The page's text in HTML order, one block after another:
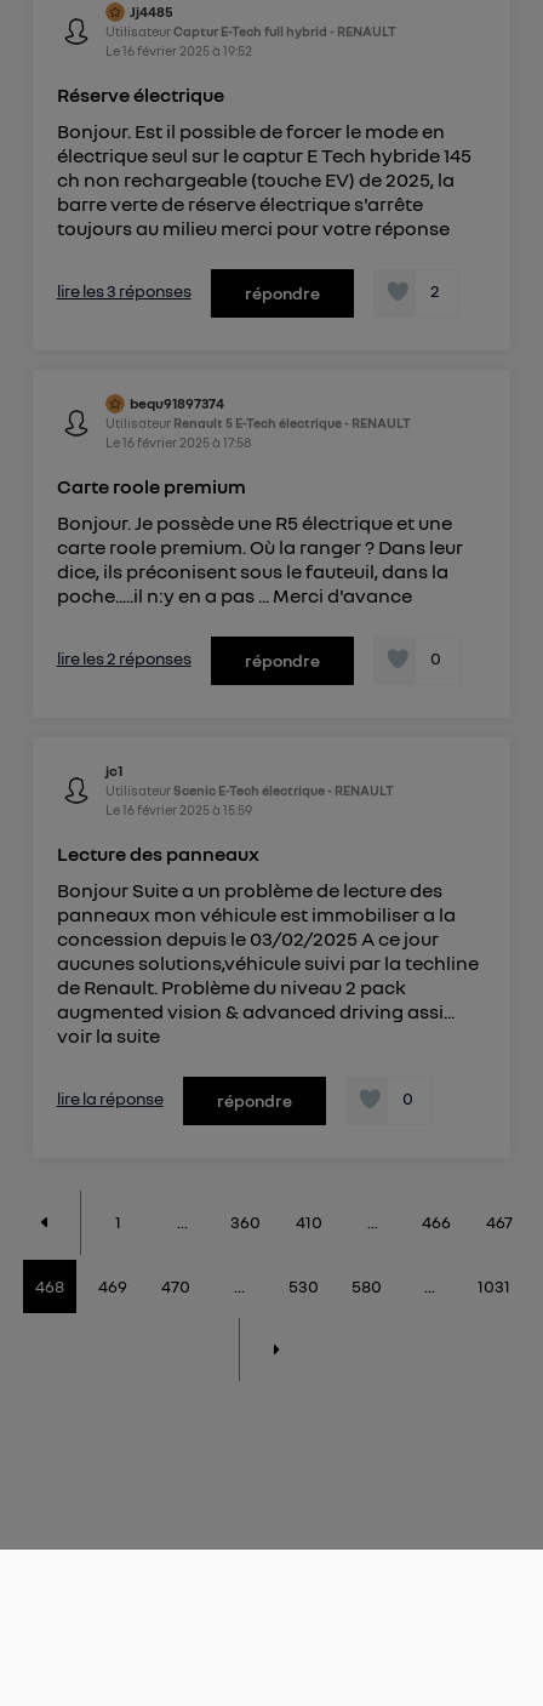
Jj4485
UtilisateurCaptur E-Tech full hybrid - RENAULT
Le16 février 2025à 19:52
Réserve électrique
Bonjour. Est il possible de forcer le mode en
électrique seul sur le captur E Tech hybride 145
ch non rechargeable (touche EV) de 2025, la
barre verte de réserve électrique s'arrête
toujours au milieu merci pour votre réponse
lire les 3 réponses répondre 2
bequ91897374
Utilisateur Renault 5 E-Tech électrique - RENAULT
Le16 février 2025à 17:58
Carte roole premium
Bonjour. Je possède une R5 électrique et une
carte roole premium. Où la ranger ? Dans leur
dice, ils préconisent sous le fauteuil, dans la
poche.....il n:y en a pas ... Merci d'avance
lire les 2 réponses répondre 0
jc1
UtilisateurScenic E-Tech électrique - RENAULT
Le16 février 2025à 15:59
Lecture des panneaux
Bonjour Suite a un problème de lecture des
panneaux mon véhicule est immobiliser a la
concession depuis le 03/02/2025 A ce jour
aucunes solutions,véhicule suivi par la techline
de Renault. Problème du niveau 2 pack
augmented vision & advanced driving assi...
voir la suite
lire la réponse répondre 0
1 360 410 466 467
468 469 470 530 580 1031